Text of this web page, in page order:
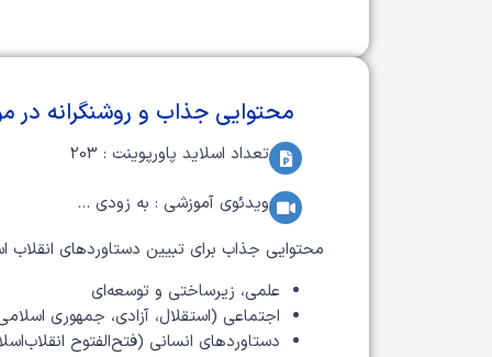
محتوایی جذاب و روشنگرانه در
تعداد اسلاید پاورپوینت : 203
ویدئوی آموزشی : به زودی ...
محتوایی جذاب برای تبیین دستاوردهای انقلاب
علمی، زیرساختی و توسعه‌ای
اجتماعی (استقلال، آزادی، جمهوری
دستاوردهای انسانی (فتح‌الفتوح